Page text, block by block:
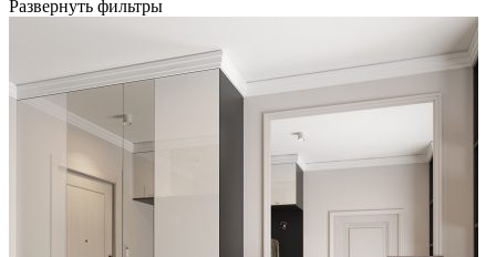
Развернуть фильтры